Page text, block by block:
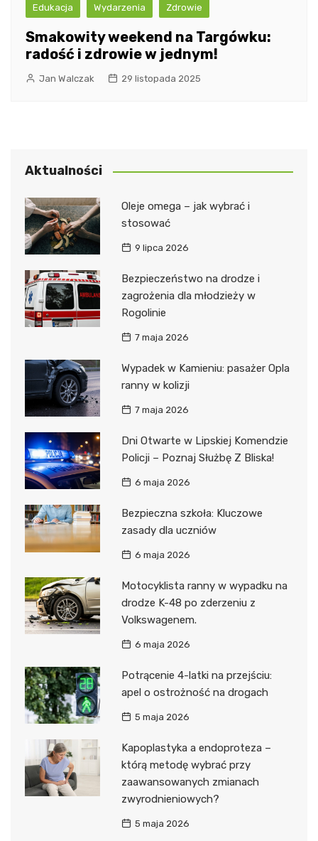
Edukacja Wydarzenia Zdrowie
Smakowity weekend na Targówku:
radość i zdrowie w jednym!
Jan Walczak 29 listopada 2025
Aktualności
Oleje omega – jak wybrać i
stosować
9 lipca 2026
Bezpieczeństwo na drodze i
zagrożenia dla młodzieży w
Rogolinie
7 maja 2026
Wypadek w Kamieniu: pasażer Opla
ranny w kolizji
7 maja 2026
Dni Otwarte w Lipskiej Komendzie
Policji – Poznaj Służbę Z Bliska!
6 maja 2026
Bezpieczna szkoła: Kluczowe
zasady dla uczniów
6 maja 2026
Motocyklista ranny w wypadku na
drodze K-48 po zderzeniu z
Volkswagenem.
6 maja 2026
Potrącenie 4-latki na przejściu:
apel o ostrożność na drogach
5 maja 2026
Kapoplastyka a endoproteza –
którą metodę wybrać przy
zaawansowanych zmianach
zwyrodnieniowych?
5 maja 2026